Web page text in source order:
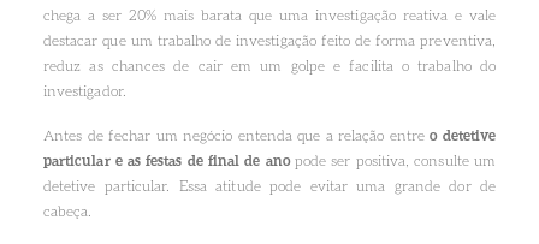
chega a ser 20% mais barata que uma investigação reativa e vale
destacar que um trabalho de investigação feito de forma preventiva,
reduz as chances de cair em um golpe e facilita o trabalho do
investigador.
Antes de fechar um negócio entenda que a relação entreo detetive
particular e as festas de final de anopode ser positiva, consulte um
detetive particular. Essa atitude pode evitar uma grande dor de
cabeça.